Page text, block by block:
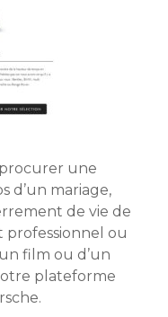
une
d’un mariage,
de vie de
professionnel ou
film ou d’un
plateforme